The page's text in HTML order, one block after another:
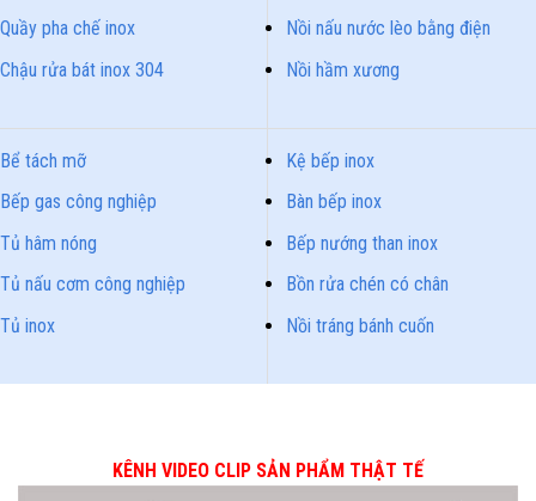
Quầy pha chế inox
Chậu rửa bát inox 304
Nồi nấu nước lèo bằng điện
Nồi hầm xương
Bể tách mỡ
Bếp gas công nghiệp
Tủ hâm nóng
Tủ nấu cơm công nghiệp
Tủ inox
Kệ bếp inox
Bàn bếp inox
Bếp nướng than inox
Bồn rửa chén có chân
Nồi tráng bánh cuốn
KÊNH VIDEO CLIP SẢN PHẨM THẬT TẾ